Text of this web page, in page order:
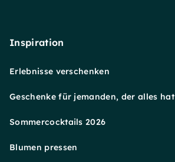
Inspiration
Erlebnisse verschenken
Geschenke für jemanden, der alles hat
Sommercocktails 2026
Blumen pressen